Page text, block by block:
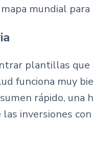
mundial
plantillas
funciona muy
rápido,
inversiones